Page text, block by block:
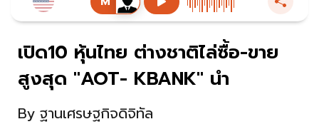
เปิด10 หุ้นไทย ต่างชาติไล่ซื้อ-ขาย
สูงสุด "AOT- KBANK" นำ
By ฐานเศรษฐกิจดิจิทัล